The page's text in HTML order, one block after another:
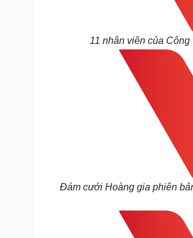
11 nhân viên của
Đám cưới Hoàng gia phiên